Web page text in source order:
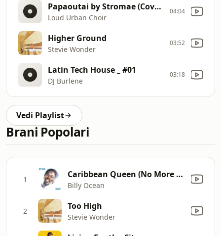
Papaoutai by Stromae (Cover)
Loud Urban Choir
04:04
Higher Ground
Stevie Wonder
03:52
Latin Tech House _ #01
DJ Burlene
03:18
Vedi Playlist
Brani Popolari
1 Caribbean Queen (No More Love On the Run)
Billy Ocean
2 Too High
Stevie Wonder